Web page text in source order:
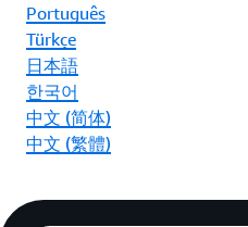
Português
Türkçe
日本語
한국어
中文 (简体)
中文 (繁體)